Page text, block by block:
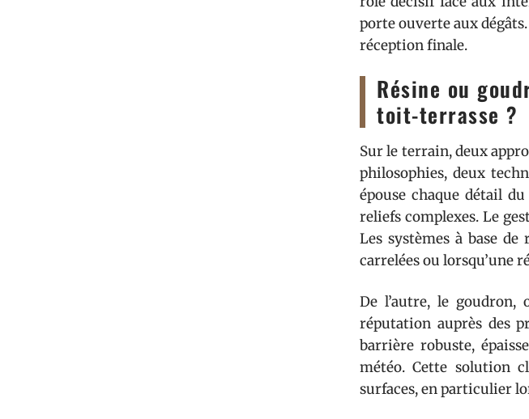
porte ouverte aux
réception finale.
Résine ou
toit-terrasse ?
Sur le terrain, deux
philosophies, deux
épouse chaque détail
reliefs complexes. Le
Les systèmes à base
carrelées ou lorsqu’une
De l’autre, le goudron,
réputation auprès des
barrière robuste,
météo. Cette solution
surfaces, en particulier